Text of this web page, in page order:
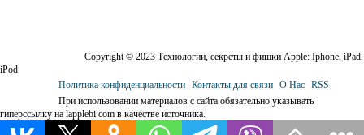
Copyright © 2023 Технологии, секреты и фишки Apple: Iphone, iPad,
iPod
Политика конфиденциальности Контакты для связи О Нас RSS
При использовании материалов с сайта обязательно указывать
гиперссылку на lapplebi.com в качестве источника.